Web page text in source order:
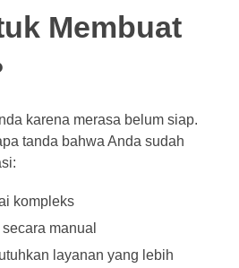
Membuat
karena merasa belum siap.
tanda bahwa Anda sudah
kompleks
manual
layanan yang lebih